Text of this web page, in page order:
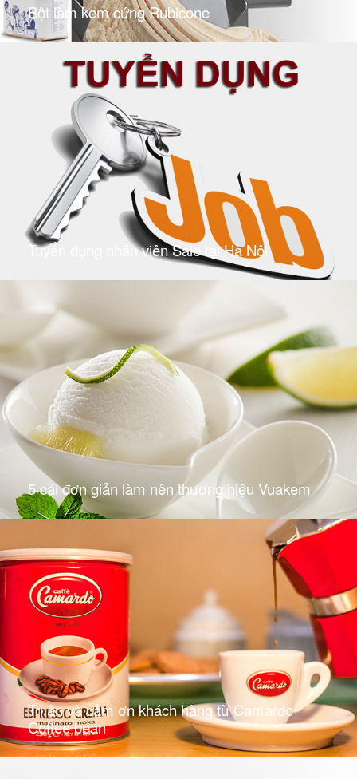
Bột làm kem cứng Rubicone
Tuyển dụng nhân viên Sale tại Hà Nội
5 cái đơn giản làm nên thương hiệu Vuakem
Tri ân và cảm ơn khách hàng từ Camardo
Coffee bean